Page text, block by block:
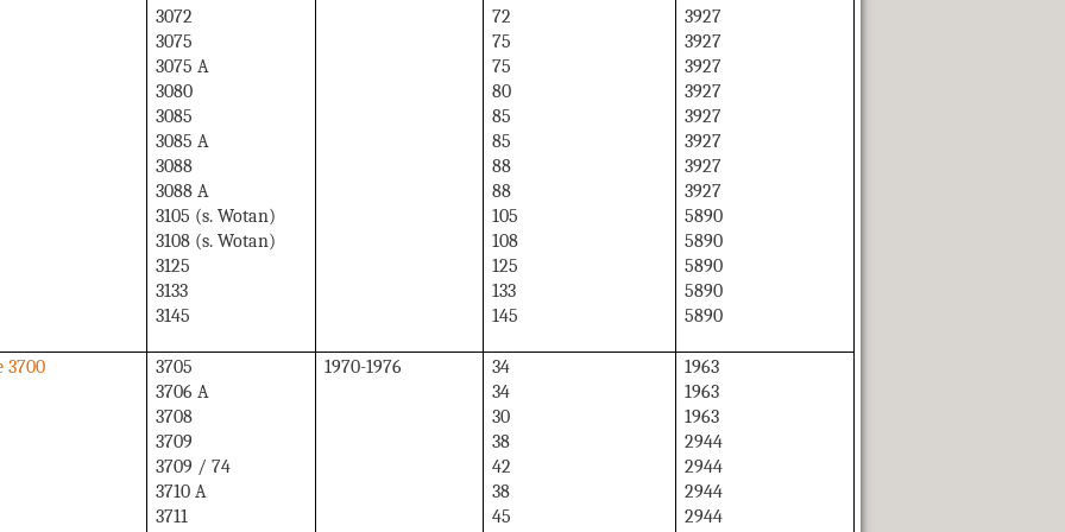
3072
3075
3075 A
3080
3085
3085 A
3088
3088 A
3105 (s. Wotan)
3108 (s. Wotan)
3125
3133
3145
72
75
75
80
85
85
88
88
105
108
125
133
145
3927
3927
3927
3927
3927
3927
3927
3927
5890
5890
5890
5890
5890
3700
3705
3706 A
3708
3709
3709 / 74
3710 A
3711
1970-1976
34
34
30
38
42
38
45
1963
1963
1963
2944
2944
2944
2944